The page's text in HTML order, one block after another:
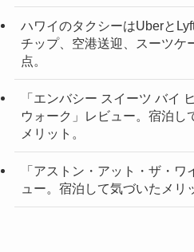
ハワイのタクシーはUberと
チップ、空港送迎、スーツケ
点。
「エンバシー スイーツ バイ
ウォーク」レビュー。宿泊し
メリット。
「アストン・アット・ザ・
ュー。宿泊して気づいたメリ